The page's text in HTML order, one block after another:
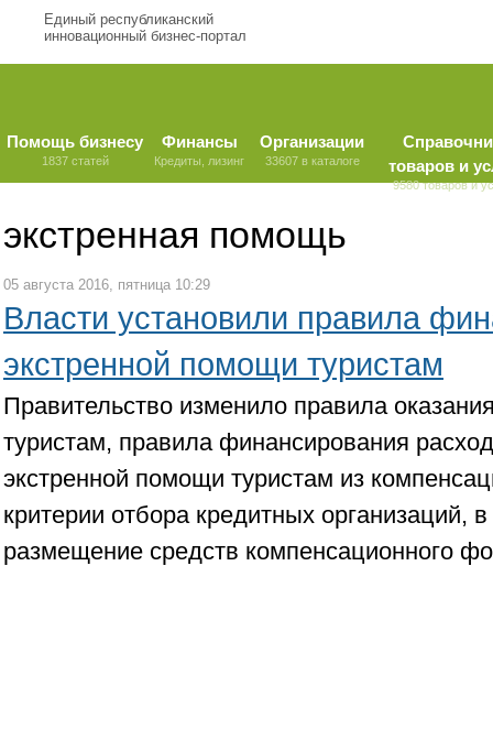
Единый республиканский
инновационный бизнес-портал
Помощь бизнесу
1837 статей
Финансы
Кредиты, лизинг
Организации
33607 в каталоге
товаров и
9580 товаров и
экстренная помощь
05 августа 2016, пятница 10:29
Власти установили правила
экстренной помощи туристам
Правительство изменило правила
туристам, правила финансирования
экстренной помощи туристам из
критерии отбора кредитных организаций,
размещение средств компенсационного